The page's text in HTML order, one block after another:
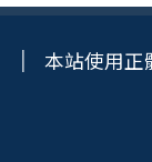
本站使用正